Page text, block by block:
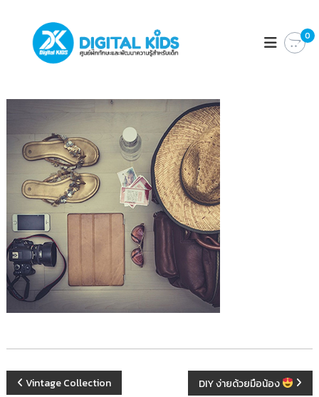
A
L
K
I
D
S
ก
ษ
ะ
แ
ล
ะ
พั
ฒ
น
า
ค
ว
า
ม
รู้
สำ
ห
รั
0
Vintage Collection DIY ง่ายด้วยมือน้อง